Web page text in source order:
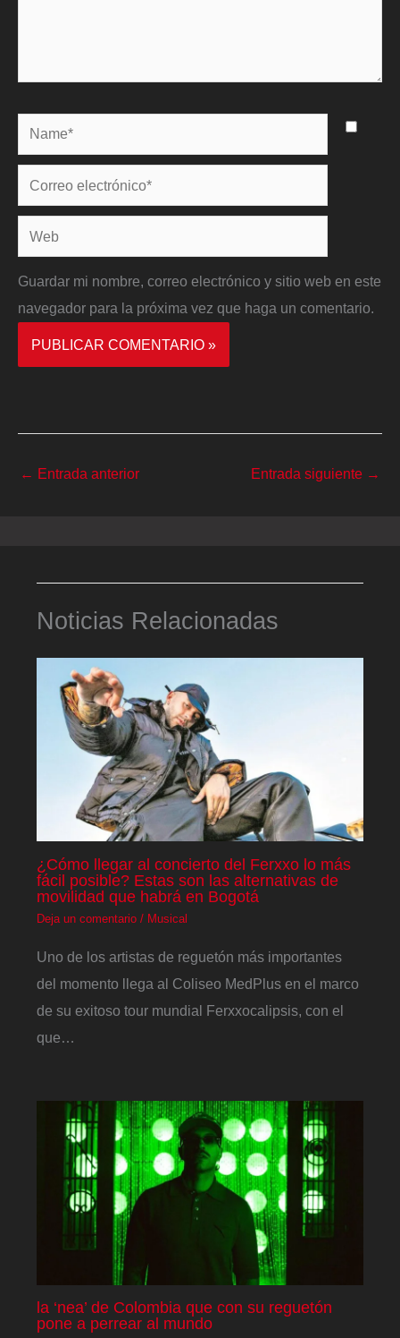
Name*
Correo
electrónico*
Web
Guardar mi nombre, correo electrónico y sitio web en este
navegador para la próxima vez que haga un comentario.
← Entrada anterior Entrada siguiente →
Noticias Relacionadas
¿Cómo llegar al concierto del Ferxxo lo más
fácil posible? Estas son las alternativas de
movilidad que habrá en Bogotá
Deja un comentario / Musical
Uno de los artistas de reguetón más importantes
del momento llega al Coliseo MedPlus en el marco
de su exitoso tour mundial Ferxxocalipsis, con el
que…
la ‘nea’ de Colombia que con su reguetón
pone a perrear al mundo